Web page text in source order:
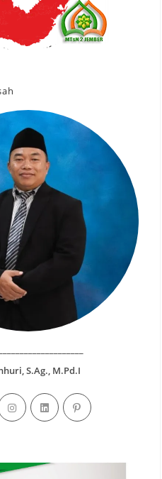
S.Ag., M.Pd.I